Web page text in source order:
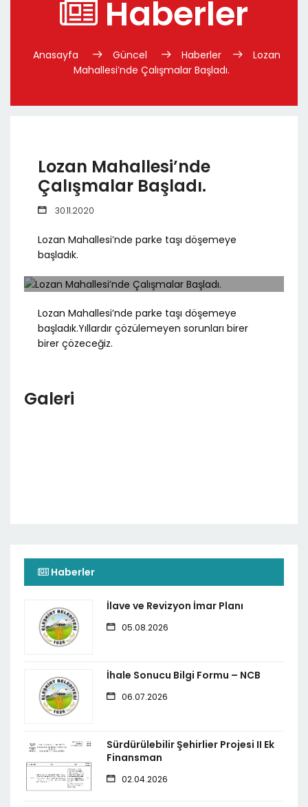
Haberler
Anasayfa Güncel Haberler
Lozan
Mahallesi’nde Çalışmalar Başladı.
Lozan Mahallesi’nde
Çalışmalar Başladı.
30.11.2020
Lozan Mahallesi’nde parke taşı döşemeye
başladık.
Lozan Mahallesi’nde parke taşı döşemeye
başladık.Yıllardır çözülemeyen sorunları birer
birer çözeceğiz.
Galeri
Haberler
İlave ve Revizyon İmar Planı
05.08.2026
İhale Sonucu Bilgi Formu – NCB
06.07.2026
Sürdürülebilir Şehirlier Projesi II Ek
Finansman
02.04.2026